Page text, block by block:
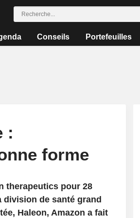
Conseils Portefeuilles
:
forme
therapeutics pour 28
division de santé grand
Haleon, Amazon a fait